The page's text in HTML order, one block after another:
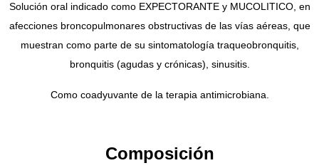
Solución oral indicado como EXPECTORANTE y MUCOLITICO, en
afecciones broncopulmonares obstructivas de las vías aéreas, que
muestran como parte de su sintomatología traqueobronquitis,
bronquitis (agudas y crónicas), sinusitis.
Como coadyuvante de la terapia antimicrobiana.
Composición